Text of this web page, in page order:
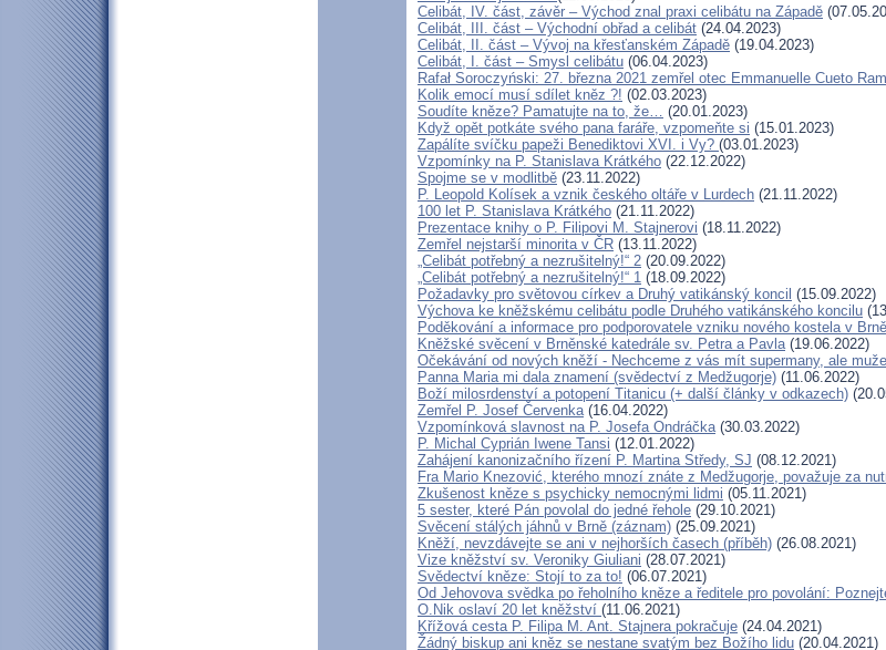
Celibát, IV. část, závěr – Východ znal praxi celibátu na Západě
Celibát, III. část – Východní obřad a celibát (24.04.2023)
Celibát, II. část – Vývoj na křesťanském Západě (19.04.2023)
Celibát, I. část – Smysl celibátu (06.04.2023)
Rafał Soroczyński: 27. března 2021 zemřel otec Emmanuelle Cueto
Kolik emocí musí sdílet kněz ?! (02.03.2023)
Soudíte kněze? Pamatujte na to, že… (20.01.2023)
Když opět potkáte svého pana faráře, vzpomeňte si (15.01.2023)
Zapálíte svíčku papeži Benediktovi XVI. i Vy? (03.01.2023)
Vzpomínky na P. Stanislava Krátkého (22.12.2022)
Spojme se v modlitbě (23.11.2022)
P. Leopold Kolísek a vznik českého oltáře v Lurdech (21.11.2022)
100 let P. Stanislava Krátkého (21.11.2022)
Prezentace knihy o P. Filipovi M. Stajnerovi (18.11.2022)
Zemřel nejstarší minorita v ČR (13.11.2022)
„Celibát potřebný a nezrušitelný!“ 2 (20.09.2022)
„Celibát potřebný a nezrušitelný!“ 1 (18.09.2022)
Požadavky pro světovou církev a Druhý vatikánský koncil (15.09.2022)
Výchova ke kněžskému celibátu podle Druhého vatikánského koncilu
Poděkování a informace pro podporovatele vzniku nového kostela v
Kněžské svěcení v Brněnské katedrále sv. Petra a Pavla(19.06.2022)
Očekávání od nových kněží - Nechceme z vás mít supermany, ale
Panna Maria mi dala znamení (svědectví z Medžugorje) (11.06.2022)
Boží milosrdenství a potopení Titanicu (+ další články v odkazech)
Zemřel P. Josef Červenka(16.04.2022)
Vzpomínková slavnost na P. Josefa Ondráčka(30.03.2022)
P. Michal Cyprián Iwene Tansi (12.01.2022)
Zahájení kanonizačního řízení P. Martina Středy, SJ (08.12.2021)
Fra Mario Knezović, kterého mnozí znáte z Medžugorje, považuje za
Zkušenost kněze s psychicky nemocnými lidmi (05.11.2021)
5 sester, které Pán povolal do jedné řehole (29.10.2021)
Svěcení stálých jáhnů v Brně (záznam) (25.09.2021)
Kněží, nevzdávejte se ani v nejhorších časech (příběh) (26.08.2021)
Vize kněžství sv. Veroniky Giuliani (28.07.2021)
Svědectví kněze: Stojí to za to! (06.07.2021)
Od Jehovova svědka po řeholního kněze a ředitele pro povolání:
O.Nik oslaví 20 let kněžství (11.06.2021)
Křížová cesta P. Filipa M. Ant. Stajnera pokračuje (24.04.2021)
Žádný biskup ani kněz se nestane svatým bez Božího lidu (20.04.2021)